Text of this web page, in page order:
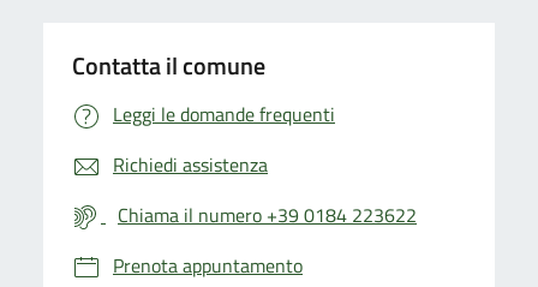
Contatta il comune
Leggi le domande frequenti
Richiedi assistenza
Chiama il numero +39 0184 223622
Prenota appuntamento